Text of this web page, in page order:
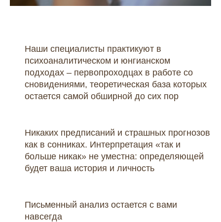
Наши специалисты практикуют в
психоаналитическом и юнгианском
подходах – первопроходцах в работе со
сновидениями, теоретическая база которых
остается самой обширной до сих пор
Никаких предписаний и страшных прогнозов
как в сонниках. Интерпретация «так и
больше никак» не уместна: определяющей
будет ваша история и личность
Письменный анализ остается с вами
навсегда